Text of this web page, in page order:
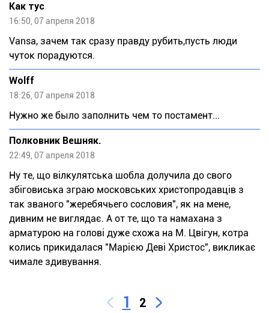
Как тус
16:50, 07 апреля 2018
Vаnsа, зачем так сразу правду рубить,пусть люди
чуток порадуются.
Wolff
18:26, 07 апреля 2018
Нужно же было заполнить чем то постамент...
Полковник Вешняк.
22:49, 07 апреля 2018
Ну те, що вілкулятська шобла долучила до свого
збіговиська зграю московських христопродавців з
так званого "жеребячьего сословия", як на мене,
дивним не виглядає. А от те, що та намахана з
арматурою на голові дуже схожа на М. Цвігун, котра
колись прикидалася "Марією Деві Христос", викликає
чимале здивування.
1 2